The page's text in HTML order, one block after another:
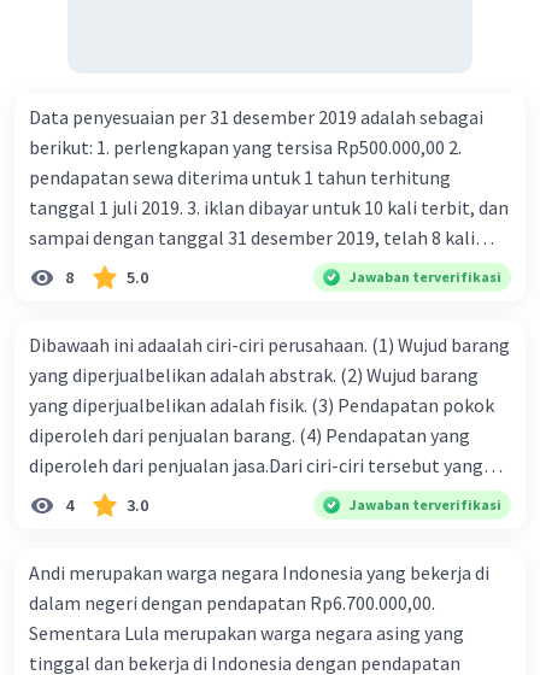
pemalsuan, atau penyalahgunaan aset.
Untuk mencegah terjadinya kesalahan dalam
persamaan dasar akuntansi, perusahaan perlu
menerapkan sistem akuntansi yang memadai
dan melakukan pengawasan yang ketat.
Perusahaan juga perlu melakukan pelatihan
dan pencegahan kecurangan.
Beri Rating ( ) Balas
Iklan
Riz R Level 13
21 November 2023 14:18
menyulitkan analisis keuangan suatu perusahaan.
2.Kesalahan persamaan dasar akuntansi dapat
disebabkan oleh kesalahan akuntansi, kesalahan,
Data penyesuaian per 31 desember 2019 adalah sebagai
berikut: 1. perlengkapan yang tersisa Rp500.000,00 2.
pendapatan sewa diterima untuk 1 tahun terhitung
tanggal 1 juli 2019. 3. iklan dibayar untuk 10 kali terbit, dan
sampai dengan tanggal 31 desember 2019, telah 8 kali
terbit. 4. gaji terutang untuk periode berjalan sebesar
Rp800.000,00 dari data di atas, pencatatan jurnal pembalik
8 5.0 Jawaban terverifikasi
Dibawaah ini adaalah ciri-ciri perusahaan. (1) Wujud barang
yang diperjualbelikan adalah abstrak. (2) Wujud barang
yang diperjualbelikan adalah fisik. (3) Pendapatan pokok
diperoleh dari penjualan barang. (4) Pendapatan yang
diperoleh dari penjualan jasa.Dari ciri-ciri tersebut yang
merupakan ciri dari perusahaan dagang ditunjukan pada
nomor…. a. 1 dan 3 b. 3 dan 4 c. 2 dan 3 d. 1 dan 2 e. 2 dan 4
4 3.0 Jawaban terverifikasi
Andi merupakan warga negara Indonesia yang bekerja di
dalam negeri dengan pendapatan Rp6.700.000,00.
Sementara Lula merupakan warga negara asing yang
tinggal dan bekerja di Indonesia dengan pendapatan